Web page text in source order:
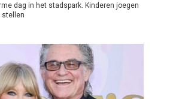
dag in het stadspark. Kinderen joegen
stellen